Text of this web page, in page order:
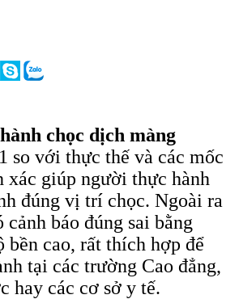
chọc dịch màng
so với thực thế và các mốc
xác giúp người thực hành
đúng vị trí chọc. Ngoài ra
báo đúng sai bằng
bền cao, rất thích hợp để
tại các trường Cao đẳng,
hay các cơ sở y tế.